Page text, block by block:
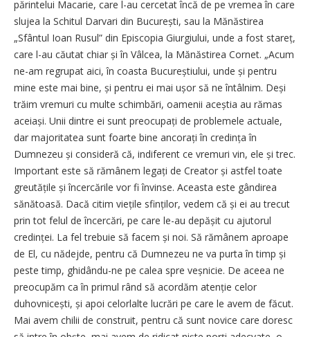
părintelui Macarie, care l-au cercetat încă de pe vremea în care
slujea la Schitul Darvari din București, sau la Mănăstirea
„Sfântul Ioan Rusul” din Episcopia Giurgiului, unde a fost stareț,
care l-au căutat chiar și în Vâlcea, la Mănăstirea Cornet. „Acum
ne-am regrupat aici, în coasta Bucureștiului, unde și pentru
mine este mai bine, și pentru ei mai ușor să ne întâlnim. Deși
trăim vremuri cu multe schimbări, oamenii aceștia au rămas
aceiași. Unii dintre ei sunt preocupați de problemele actuale,
dar majoritatea sunt foarte bine ancorați în credința în
Dumnezeu și consideră că, indiferent ce vremuri vin, ele și trec.
Important este să rămânem legați de Creator și astfel toate
greutățile și încercările vor fi învinse. Aceasta este gândirea
sănătoasă. Dacă citim viețile sfinților, vedem că și ei au trecut
prin tot felul de încercări, pe care le-au depășit cu ajutorul
credinței. La fel trebuie să facem și noi. Să rămânem aproape
de El, cu nădejde, pentru că Dumnezeu ne va purta în timp și
peste timp, ghidându-ne pe calea spre veșnicie. De aceea ne
preocupăm ca în primul rând să acordăm atenție celor
duhovnicești, și apoi celorlalte lucrări pe care le avem de făcut.
Mai avem chilii de construit, pentru că sunt novice care doresc